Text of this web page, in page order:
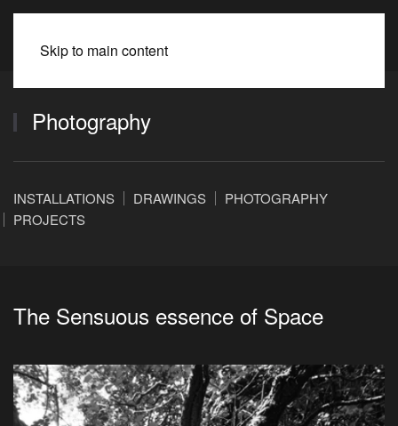
Skip to main content
Photography
INSTALLATIONS DRAWINGS
PHOTOGRAPHY
PROJECTS
The Sensuous essence of Space